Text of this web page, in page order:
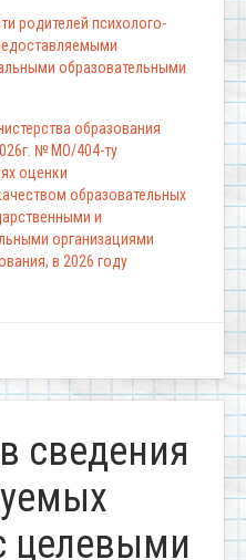
родителей психолого-
образовательными
образования
№ МО/404-ту
оценки
образовательных
и
организациями
в 2026 году
сведения
целевыми